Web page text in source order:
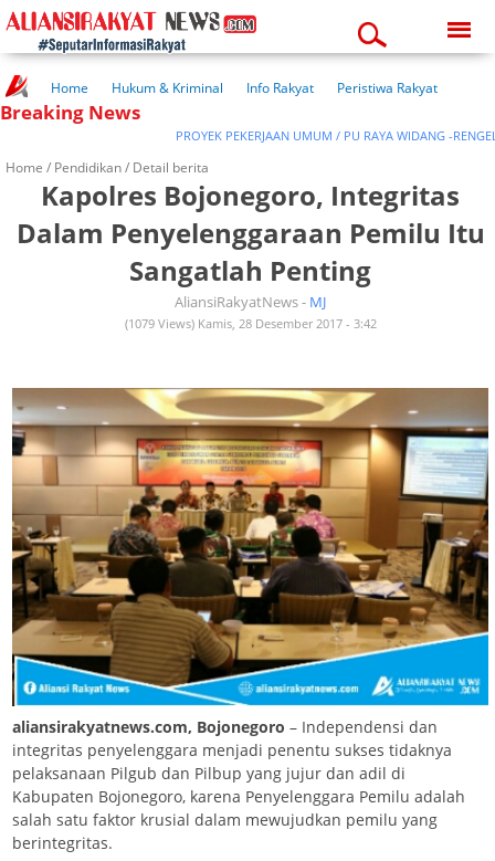
01:51:46 pm
Home Hukum & Kriminal Info Rakyat
Peristiwa Rakyat
Kuliner Rakyat
Wisata Rakyat
Kesehatan
Breaking News
PROYEK PEKERJAAN UMUM / PU RAYA WIDANG -RENGEL
Home / Pendidikan/ Detail berita
Kapolres Bojonegoro, Integritas
Dalam Penyelenggaraan Pemilu Itu
Sangatlah Penting
AliansiRakyatNews - MJ
(1079 Views) Kamis, 28 Desember 2017 - 3:42
aliansirakyatnews.com, Bojonegoro – Independensi dan
integritas penyelenggara menjadi penentu sukses tidaknya
pelaksanaan Pilgub dan Pilbup yang jujur dan adil di
Kabupaten Bojonegoro, karena Penyelenggara Pemilu adalah
salah satu faktor krusial dalam mewujudkan pemilu yang
berintegritas.